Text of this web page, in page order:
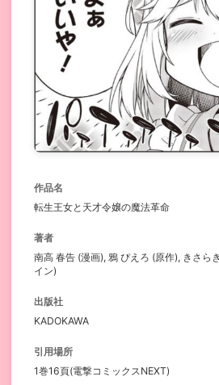
作品名
転生王女と天才令嬢の魔法革命
著者
南高 春告 (漫画), 鴉 ぴえろ (原作), きさら
イン)
出版社
KADOKAWA
引用場所
1巻16頁(電撃コミックスNEXT)